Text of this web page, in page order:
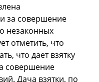
за совершение
незаконных
отметить, что
что дает взятку
совершение
Дача взятки, по